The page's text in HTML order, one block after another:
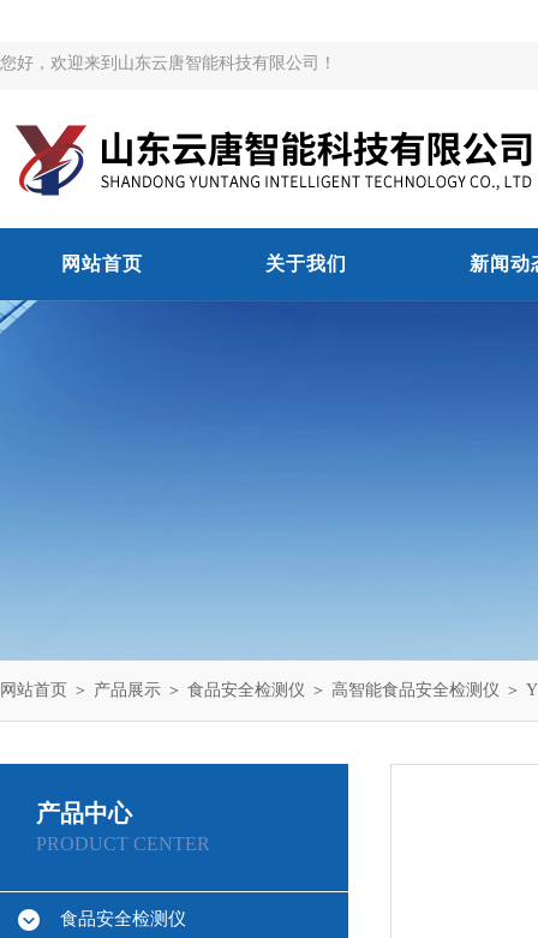
您好，欢迎来到山东云唐智能科技有限公司！
网站首页 关于我们 新闻动
网站首页 ＞ 产品展示 ＞ 食品安全检测仪 ＞ 高智能食品安全检测仪 ＞
产品中心
PRODUCT CENTER
食品安全检测仪